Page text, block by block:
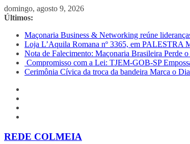
Pular
para
conteúdo
domingo, agosto 9, 2026
Últimos:
Maçonaria Business & Networking reúne
Loja L’Aquila Romana nº 3365, em
Nota de Falecimento: Maçonaria Brasileira Perde
Compromisso com a Lei: TJEM-GOB-SP
Cerimônia Cívica da troca da bandeira Marca o
REDE COLMEIA